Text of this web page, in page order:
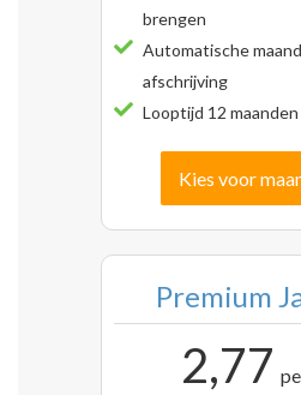
brengen
Automatische
afschrijving
Looptijd 12 maanden
Kies voor
Premium
2,77